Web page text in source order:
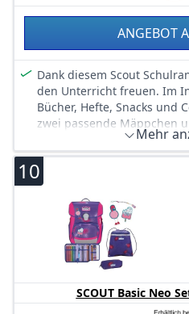
ANGEBOT
Dank diesem Scout
den Unterricht freuen. Im
Bücher, Hefte, Snacks und
zwei passende Mäppchen
diesem genialen Set. Maße:
Mehr
10
SCOUT Basic Neo